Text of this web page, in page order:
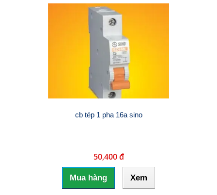
cb tép 1 pha 16a sino
50,400 đ
Mua hàng Xem